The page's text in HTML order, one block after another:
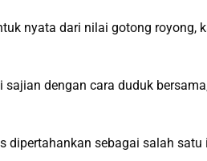
nyata dari nilai gotong royong,
dengan cara duduk
dipertahankan sebagai salah